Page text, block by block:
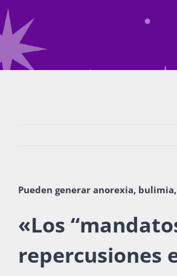
Pueden generar anorexia,
«Los
repercusiones